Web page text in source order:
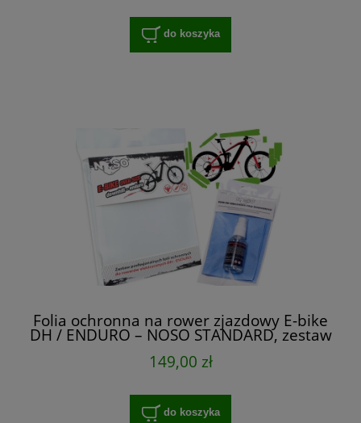
do koszyka
Folia ochronna na rower zjazdowy E-bike
DH / ENDURO – NOSO STANDARD, zestaw
149,00 zł
do koszyka